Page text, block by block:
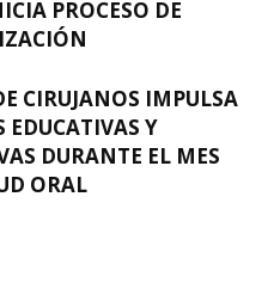
PROCESO DE
CIRUJANOS IMPULSA
EDUCATIVAS Y
DURANTE EL MES
ORAL